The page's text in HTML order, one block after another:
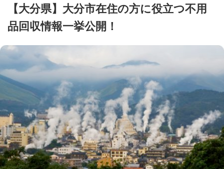
【大分県】大分市在住の方に役立つ不用
品回収情報一挙公開！